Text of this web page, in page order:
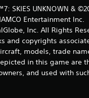
SKIES UNKNOWN &
Entertainment Inc.
Inc. All Rights
and copyrights
models, trade
in this game are
and used with